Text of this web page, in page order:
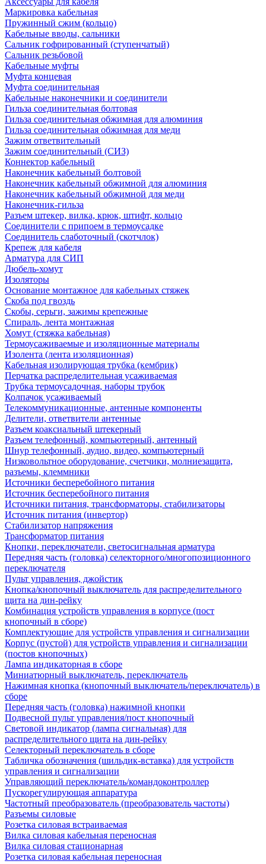
Маркировка кабельная
Пружинный сжим (кольцо)
Кабельные вводы, сальники
Сальник гофрированный (ступенчатый)
Сальник резьбовой
Кабельные муфты
Муфта концевая
Муфта соединительная
Кабельные наконечники и соединители
Гильза соединительная болтовая
Гильза соединительная обжимная для алюминия
Гильза соединительная обжимная для меди
Зажим ответвительный
Зажим соединительный (СИЗ)
Коннектор кабельный
Наконечник кабельный болтовой
Наконечник кабельный обжимной для алюминия
Наконечник кабельный обжимной для меди
Наконечник-гильза
Разъем штекер, вилка, крюк, штифт, кольцо
Соединители с припоем в термоусадке
Соединитель слаботочный (скотчлок)
Крепеж для кабеля
Арматура для СИП
Дюбель-хомут
Изоляторы
Основание монтажное для кабельных стяжек
Скоба под гвоздь
Скобы, серьги, зажимы крепежные
Спираль, лента монтажная
Хомут (стяжка кабельная)
Термоусаживаемые и изоляционные материалы
Изолента (лента изоляционная)
Кабельная изолирующая трубка (кембрик)
Перчатка распределительная усаживаемая
Трубка термоусадочная, наборы трубок
Колпачок усаживаемый
Телекоммуникационные, антенные компоненты
Делители, ответвители антенные
Разъем коаксиальный штекерный
Разъем телефонный, компьютерный, антенный
Шнур телефонный, аудио, видео, компьютерный
Низковольтное оборудование, счетчики, молниезащита,
разъемы, клеммники
Источники бесперебойного питания
Источник бесперебойного питания
Источники питания, трансформаторы, стабилизаторы
Источник питания (инвертор)
Стабилизатор напряжения
Трансформатор питания
Кнопки, переключатели, светосигнальная арматура
Передняя часть (головка) селекторного/многопозиционного
переключателя
Пульт управления, джойстик
Кнопка/кнопочный выключатель для распределительного
щита на дин-рейку
Комбинация устройств управления в корпусе (пост
кнопочный в сборе)
Комплектующие для устройств управления и сигнализации
Корпус (пустой) для устройств управления и сигнализации
(постов кнопочных)
Лампа индикаторная в сборе
Миниатюрный выключатель, переключатель
Нажимная кнопка (кнопочный выключатель/переключатель) в
сборе
Передняя часть (головка) нажимной кнопки
Подвесной пульт управления/пост кнопочный
Световой индикатор (лампа сигнальная) для
распределительного щита на дин-рейку
Селекторный переключатель в сборе
Табличка обозначения (шильдик-вставка) для устройств
управления и сигнализации
Управляющий переключатель/командоконтроллер
Пускорегулирующая аппаратура
Частотный преобразователь (преобразователь частоты)
Разъемы силовые
Розетка силовая встраиваемая
Вилка силовая кабельная переносная
Вилка силовая стационарная
Розетка силовая кабельная переносная